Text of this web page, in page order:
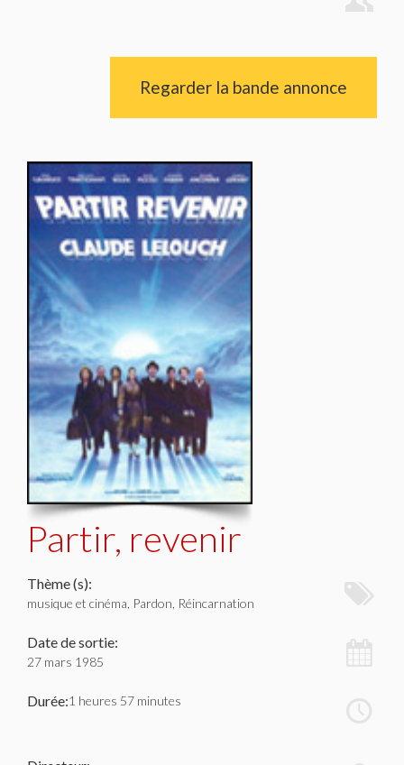
Regarder la bande annonce
Partir, revenir
Thème (s):
musique et cinéma, Pardon, Réincarnation
Date de sortie:
27 mars 1985
Durée:1 heures 57 minutes